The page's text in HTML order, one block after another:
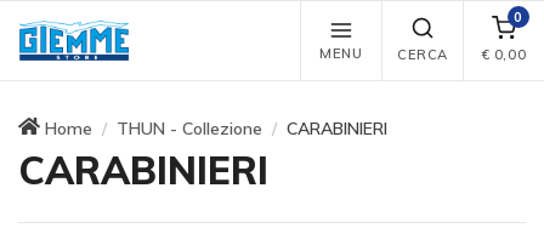
MENU CERCA
0
€ 0,00
Home THUN - Collezione CARABINIERI
CARABINIERI